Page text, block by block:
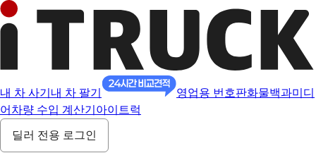
내 차 사기 내 차 팔기 영업용 번호판화물백과미디
어 차량 수입 계산기 아이트럭
딜러 전용 로그인